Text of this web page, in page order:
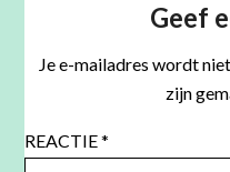
Geef
Je e-mailadres wordt
zijn
REACTIE*